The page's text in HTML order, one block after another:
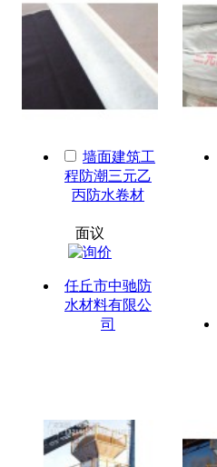
墙面建筑工
程防潮三元乙
丙防水卷材
面议
任丘市中驰防
水材料有限公
司